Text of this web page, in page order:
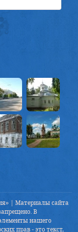
| Материалы сайта
В
нашего
прав - это текст,